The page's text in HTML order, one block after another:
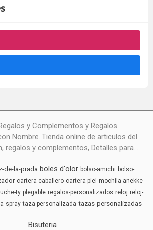
y Complementos y Regalos
Nombre..Tienda online de articulos del
regalos y complementos, Detalles para...
de-la-prada boles d'olor bolso-amichi bolso-
cartera-caballero cartera-piel mochila-anekke
ty plegable regalos-personalizados reloj reloj-
spray taza-personalizada tazas-personalizadas
Bisuteria